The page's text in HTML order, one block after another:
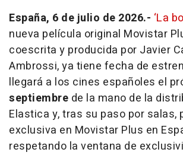
España, 6 de julio de 2026.- ‘La
nueva película original Movistar
coescrita y producida por Javier
Ambrossi, ya tiene fecha de
llegará a los cines españoles el
septiembre de la mano de la
Elastica y, tras su paso por salas,
exclusiva en Movistar Plus en
respetando la ventana de